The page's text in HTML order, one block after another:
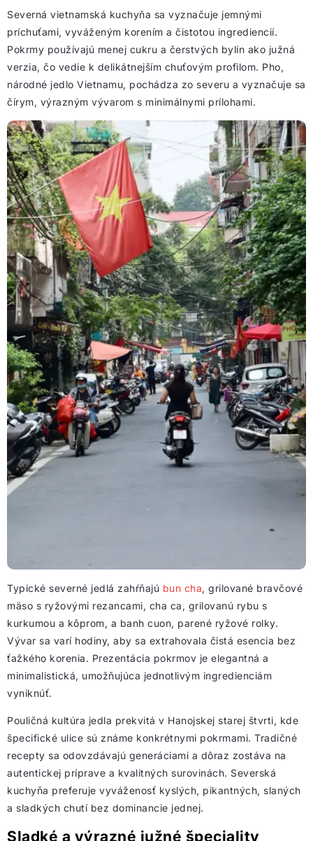
Severná vietnamská kuchyňa sa vyznačuje jemnými
príchuťami, vyváženým korením a čistotou ingrediencií.
Pokrmy používajú menej cukru a čerstvých bylín ako južná
verzia, čo vedie k delikátnejším chuťovým profilom. Pho,
národné jedlo Vietnamu, pochádza zo severu a vyznačuje sa
čírym, výrazným vývarom s minimálnymi prílohami.
Typické severné jedlá zahŕňajú bun cha, grilované bravčové
mäso s ryžovými rezancami, cha ca, grilovanú rybu s
kurkumou a kôprom, a banh cuon, parené ryžové rolky.
Vývar sa varí hodiny, aby sa extrahovala čistá esencia bez
ťažkého korenia. Prezentácia pokrmov je elegantná a
minimalistická, umožňujúca jednotlivým ingredienciám
vyniknúť.
Pouličná kultúra jedla prekvitá v Hanojskej starej štvrti, kde
špecifické ulice sú známe konkrétnymi pokrmami. Tradičné
recepty sa odovzdávajú generáciami a dôraz zostáva na
autentickej príprave a kvalitných surovinách. Severská
kuchyňa preferuje vyváženosť kyslých, pikantných, slaných
a sladkých chutí bez dominancie jednej.
Sladké a výrazné južné špeciality